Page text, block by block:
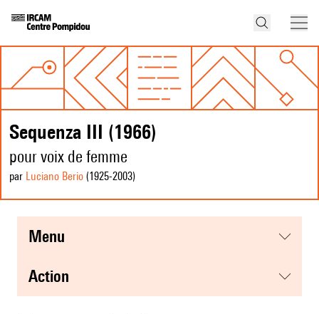
Sequenza III (1966)
pour voix de femme
par Luciano Berio (1925-2003)
menu
action